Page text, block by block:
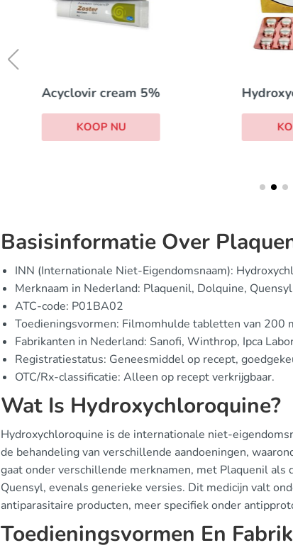
Acyclovir cream 5%
KOOP NU
Basisinformatie Over
INN (Internationale Niet-Eigendomsnaam):
Merknaam in Nederland: Plaquenil, Dolquine,
ATC-code: P01BA02
Toedieningsvormen: Filmomhulde tabletten van
Fabrikanten in Nederland: Sanofi, Winthrop, Ipca
Registratiestatus: Geneesmiddel op recept,
OTC/Rx-classificatie: Alleen op recept verkrijgbaar.
Wat Is Hydroxychloroquine?
Hydroxychloroquine is de internationale niet-
de behandeling van verschillende aandoeningen,
gaat onder verschillende merknamen, met Plaquenil
Quensyl, evenals generieke versies. Dit medicijn valt
antiparasitaire producten, meer specifiek onder
Toedieningsvormen En